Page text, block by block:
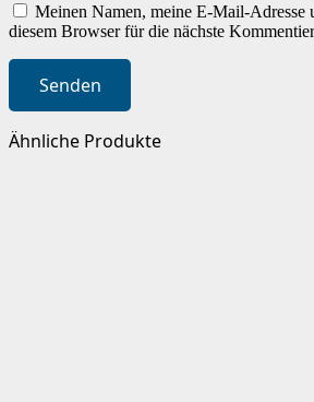
Meinen Namen, meine E-Mail-Adresse
diesem Browser für die nächste
Ähnliche Produkte